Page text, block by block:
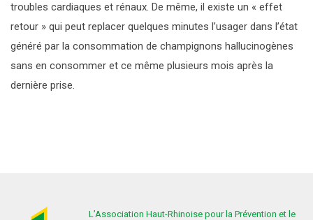
troubles cardiaques et rénaux. De même, il existe un « effet
retour » qui peut replacer quelques minutes l’usager dans l’état
généré par la consommation de champignons hallucinogènes
sans en consommer et ce même plusieurs mois après la
dernière prise.
L’Association Haut-Rhinoise pour la Prévention et le